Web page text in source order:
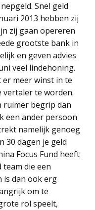
Snel geld
2013 hebben zij
zij gaan opereren
grootste bank in
en geven advies
veel lindehoning.
meer winst in te
vertaler te worden.
ruimer begrip dan
een ander persoon
namelijk genoeg
30 dagen je geld
Focus Fund heeft
die een
is dan ook erg
om te
rol speelt,